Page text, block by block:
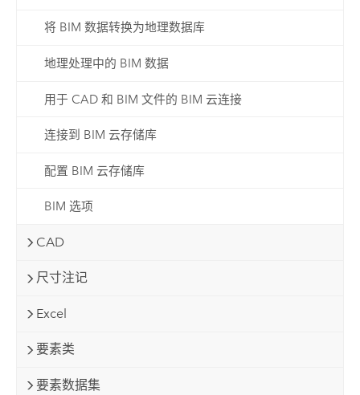
将 BIM 数据转换为地理数据库
地理处理中的 BIM 数据
用于 CAD 和 BIM 文件的 BIM 云连接
连接到 BIM 云存储库
配置 BIM 云存储库
BIM 选项
CAD
尺寸注记
Excel
要素类
要素数据集